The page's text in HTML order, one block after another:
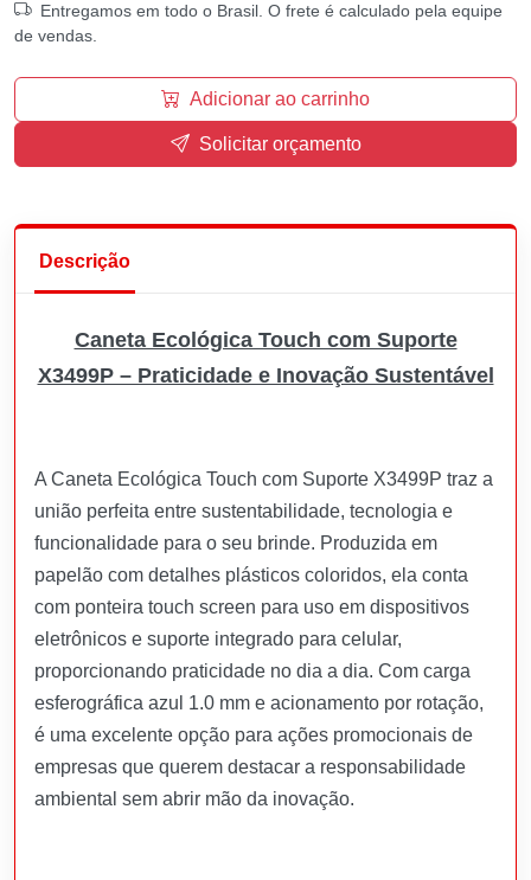
Entregamos em todo o Brasil. O frete é calculado pela equipe
de vendas.
Adicionar ao carrinho
Solicitar orçamento
Descrição
Caneta Ecológica Touch com Suporte
X3499P – Praticidade e Inovação Sustentável
A Caneta Ecológica Touch com Suporte X3499P traz a
união perfeita entre sustentabilidade, tecnologia e
funcionalidade para o seu brinde. Produzida em
papelão com detalhes plásticos coloridos, ela conta
com ponteira touch screen para uso em dispositivos
eletrônicos e suporte integrado para celular,
proporcionando praticidade no dia a dia. Com carga
esferográfica azul 1.0 mm e acionamento por rotação,
é uma excelente opção para ações promocionais de
empresas que querem destacar a responsabilidade
ambiental sem abrir mão da inovação.